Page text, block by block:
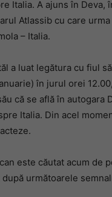
Italia. A ajuns în Deva,
Atlassib cu care urma
– Italia.
a luat legătura cu fiul
în jurul orei
că se află în autogara
Italia. Din acel
este căutat acum de
următoarele